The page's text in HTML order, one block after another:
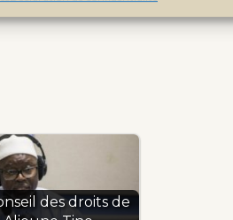
des droits de